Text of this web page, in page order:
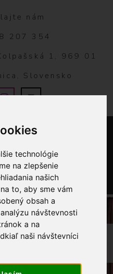
technológie
na zlepšenie
našich
to, aby sme vám
obsah a
návštevnosti
a na
naši návštevníci
nám
207 354
1, 969 01
Slovensko
0
GALANTÉRIA
BIELA 30MM